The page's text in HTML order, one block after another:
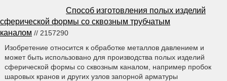
Способ изготовления полых изделий
сферической формы со сквозным трубчатым
каналом // 2157290
Изобретение относится к обработке металлов давлением и
может быть использовано для производства полых изделий
сферической формы со сквозным каналом, например пробок
шаровых кранов и других узлов запорной арматуры